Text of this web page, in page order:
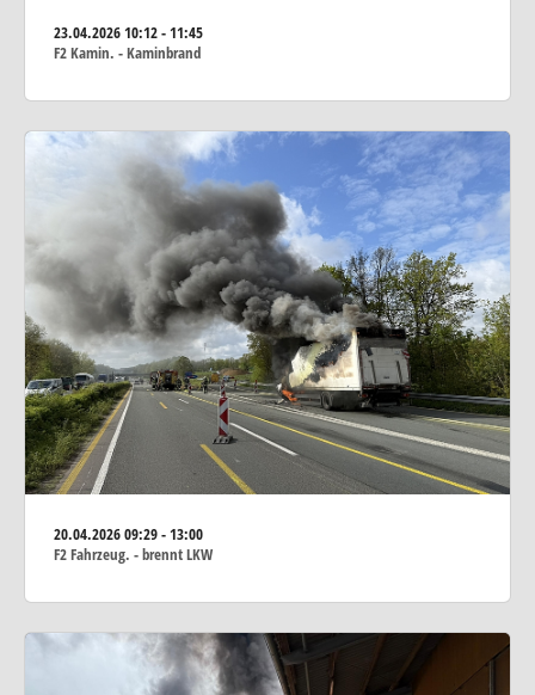
23.04.202610:12 - 11:45
F2 Kamin. - Kaminbrand
20.04.202609:29 - 13:00
F2 Fahrzeug. - brennt LKW